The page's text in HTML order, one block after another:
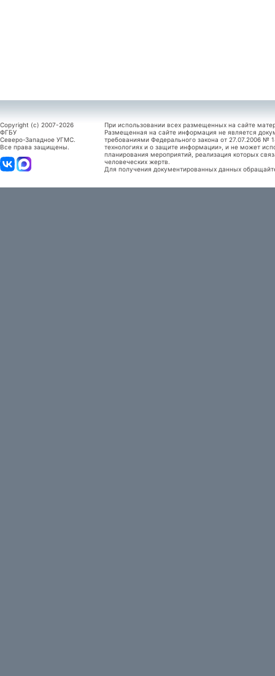
Copyright (c) 2007-2026
ФГБУ
Северо-Западное УГМС.
Все права защищены.
При использовании всех размещенных на сайте
Размещенная на сайте информация не является
требованиями Федерального закона от 27.07.2006
технологиях и о защите информации», и не может
планирования мероприятий, реализация которых
человеческих жертв.
Для получения документированных данных